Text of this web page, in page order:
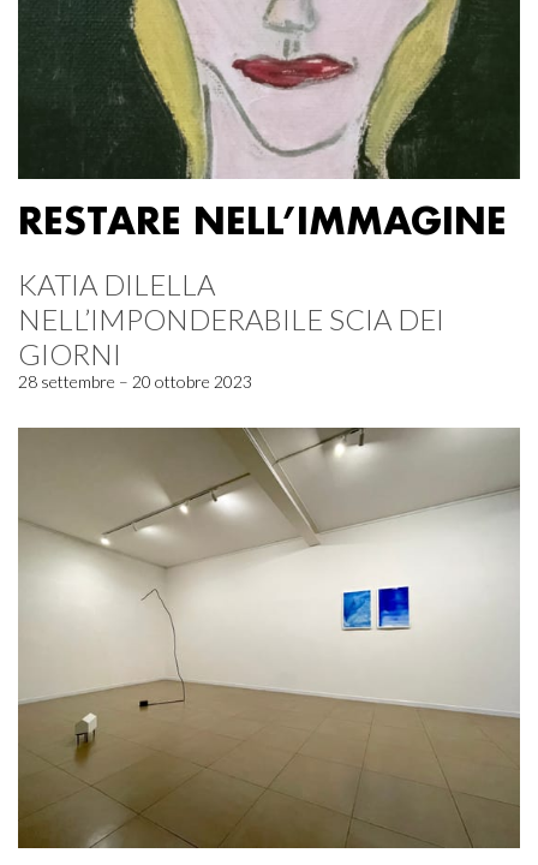
RESTARE NELL’IMMAGINE
KATIA DILELLA
NELL’IMPONDERABILE SCIA DEI
GIORNI
28 settembre – 20 ottobre 2023